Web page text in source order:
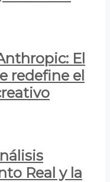
El
redefine el
Real y la